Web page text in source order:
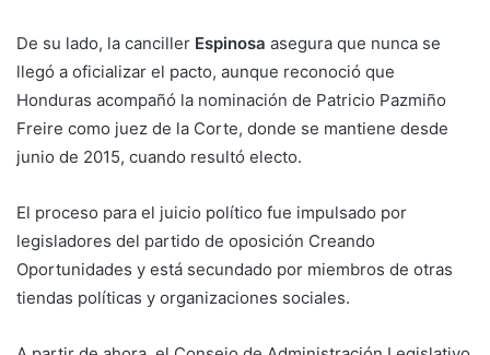
De su lado, la canciller Espinosa asegura que nunca se
llegó a oficializar el pacto, aunque reconoció que
Honduras acompañó la nominación de Patricio Pazmiño
Freire como juez de la Corte, donde se mantiene desde
junio de 2015, cuando resultó electo.
El proceso para el juicio político fue impulsado por
legisladores del partido de oposición Creando
Oportunidades y está secundado por miembros de otras
tiendas políticas y organizaciones sociales.